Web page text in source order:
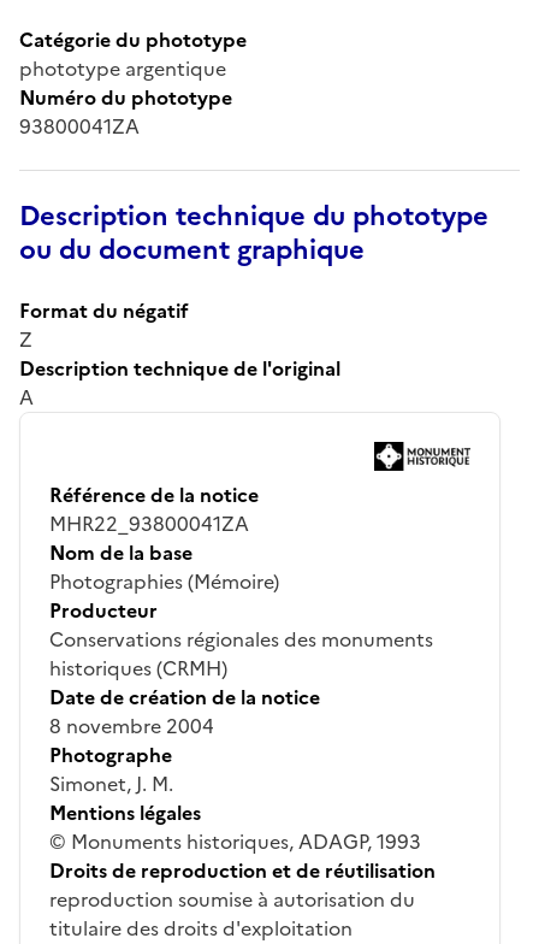
Catégorie du phototype
phototype argentique
Numéro du phototype
93800041ZA
Description technique du phototype
ou du document graphique
Format du négatif
Z
Description technique de l'original
A
Référence de la notice
MHR22_93800041ZA
Nom de la base
Photographies (Mémoire)
Producteur
Conservations régionales des monuments
historiques (CRMH)
Date de création de la notice
8 novembre 2004
Photographe
Simonet, J. M.
Mentions légales
© Monuments historiques, ADAGP, 1993
Droits de reproduction et de réutilisation
reproduction soumise à autorisation du
titulaire des droits d'exploitation